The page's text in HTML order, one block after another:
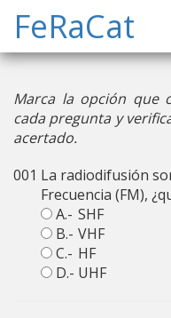
FeRaCat
Marca la opción que
cada pregunta y
acertado.
001 La radiodifusión
Frecuencia (FM),
A.- SHF
B.- VHF
C.- HF
D.- UHF